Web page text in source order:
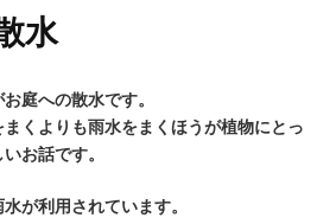
水
庭への散水です。
くよりも雨水をまくほうが植物にとっ
お話です。
が利用されています。